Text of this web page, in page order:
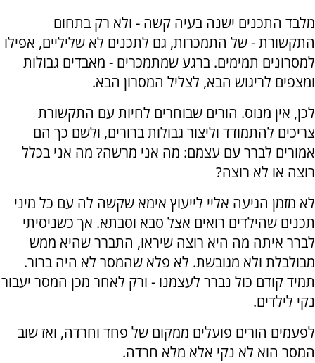
מלבד התכנים ישנה בעיה קשה - ולא רק בתחום
התקשורת - של התמכרות, גם לתכנים לא שליליים, אפילו
למסרונים תמימים. ברגע שמתמכרים - מאבדים גבולות
ומצפים לריגוש הבא, לצליל המסרון הבא.
לכן, אין מנוס. הורים שבוחרים לחיות עם התקשורת
צריכים להתמודד וליצור גבולות ברורים, ולשם כך הם
אמורים לברר עם עצמם: מה אני מרשה? מה אני בכלל
רוצה או לא רוצה?
לא מזמן הגיעה אליי לייעוץ אימא שקשה לה עם כל מיני
תכנים שהילדים רואים אצל סבא וסבתא. אך כשניסיתי
לברר איתה מה היא רוצה שיראו, התברר שהיא ממש
מבולבלת ולא מגובשת. לא פלא שהמסר לא היה ברור.
תמיד קודם כול נברר לעצמנו - ורק לאחר מכן המסר יעבור
נקי לילדים.
לפעמים הורים פועלים ממקום של פחד וחרדה, ואז שוב
המסר הוא לא נקי אלא מלא חרדה.